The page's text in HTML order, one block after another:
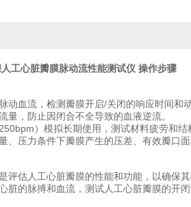
人工心脏瓣膜脉动流性能测试仪 操作步骤
动血流，检测瓣膜开启/关闭的响应时间和
量，防止因闭合不全导致的血液逆流。
）模拟长期使用，测试材料疲劳和结
、压力条件下瓣膜产生的压差、有效瓣口
评估人工心脏瓣膜的性能和功能，以确保
脏的脉搏和血流，测试人工心脏瓣膜的开